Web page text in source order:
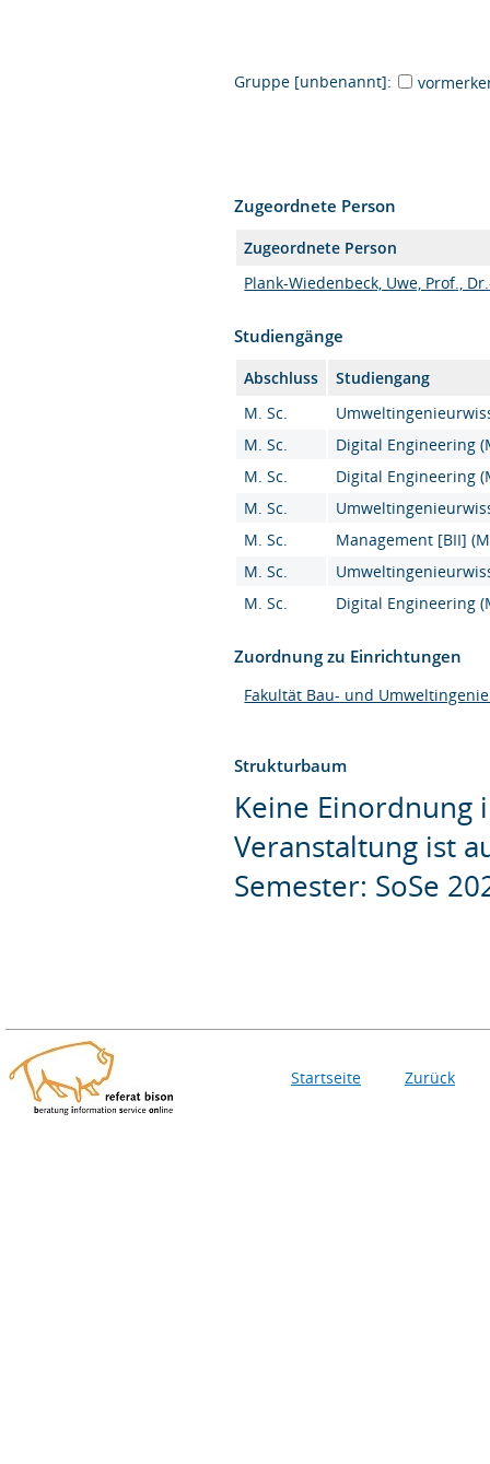
Gruppe [unbenannt]:
Zugeordnete Person
Zugeordnete Person
Plank-Wiedenbeck, Uwe, Prof.,
Studiengänge
Abschluss
Studiengang
M. Sc.
M. Sc.
Digital Engineering
M. Sc.
Digital Engineering
M. Sc.
M. Sc.
Management [BII]
M. Sc.
M. Sc.
Digital Engineering
Zuordnung zu Einrichtungen
Fakultät Bau- und
Strukturbaum
Keine Einordnung
Veranstaltung ist
Semester: SoSe
Startseite Zurück